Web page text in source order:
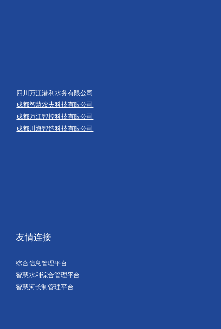
四川万江港利水务有限公司
成都智慧农夫科技有限公司
成都万江智控科技有限公司
成都川海智造科技有限公司
友情连接
综合信息管理平台
智慧水利综合管理平台
智慧河长制管理平台